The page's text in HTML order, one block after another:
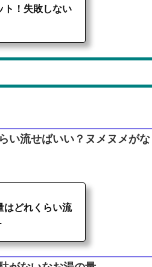
ト！失敗しない
い流せばいい？ヌメヌメが
はどれくらい流